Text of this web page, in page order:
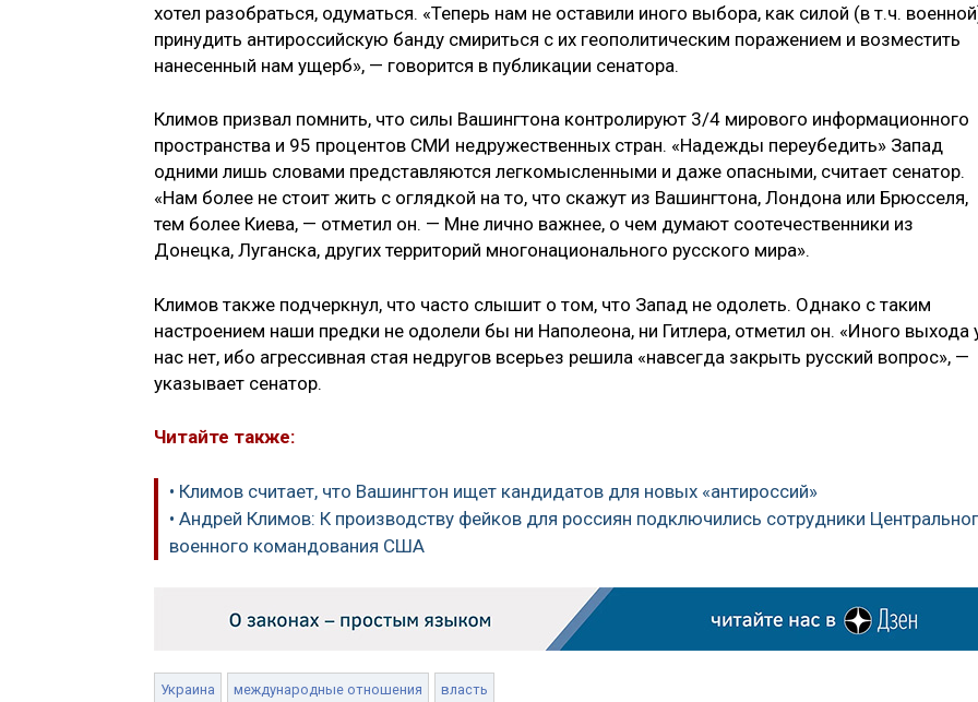
хотел разобраться, одуматься. «Теперь нам не оставили иного выбора, как силой (в т.ч.
принудить антироссийскую банду смириться с их геополитическим поражением и возместить
нанесенный нам ущерб», — говорится в публикации сенатора.
Климов призвал помнить, что силы Вашингтона контролируют 3/4 мирового информационного
пространства и 95 процентов СМИ недружественных стран. «Надежды переубедить» Запад
одними лишь словами представляются легкомысленными и даже опасными, считает сенатор.
«Нам более не стоит жить с оглядкой на то, что скажут из Вашингтона, Лондона или Брюсселя,
тем более Киева, — отметил он. — Мне лично важнее, о чем думают соотечественники из
Донецка, Луганска, других территорий многонационального русского мира».
Климов также подчеркнул, что часто слышит о том, что Запад не одолеть. Однако с таким
настроением наши предки не одолели бы ни Наполеона, ни Гитлера, отметил он. «Иного выхода
нас нет, ибо агрессивная стая недругов всерьез решила «навсегда закрыть русский вопрос», —
указывает сенатор.
Читайте также:
• Климов считает, что Вашингтон ищет кандидатов для новых «антироссий»
• Андрей Климов: К производству фейков для россиян подключились сотрудники
военного командования США
Украина международные отношения власть